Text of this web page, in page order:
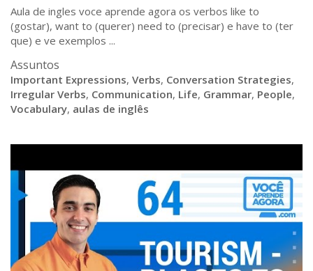
Aula de ingles voce aprende agora os verbos like to
(gostar), want to (querer) need to (precisar) e have to (ter
que) e ve exemplos ...
Assuntos
Important Expressions, Verbs, Conversation Strategies,
Irregular Verbs, Communication, Life, Grammar, People,
Vocabulary, aulas de inglês